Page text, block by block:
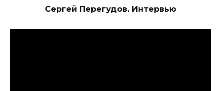
Сергей Перегудов. Интервью